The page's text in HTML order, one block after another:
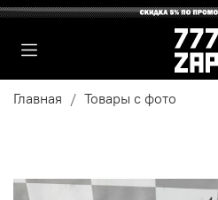
Главная Товары с фото